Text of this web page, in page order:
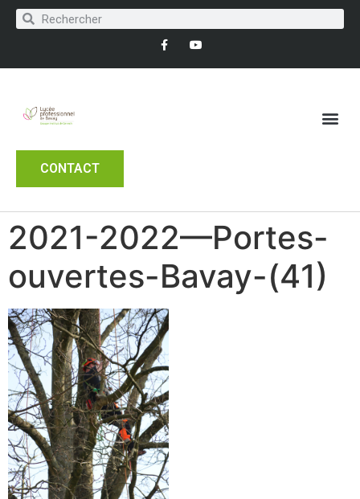
CONTACT
2021-2022—Portes-
ouvertes-Bavay-(41)